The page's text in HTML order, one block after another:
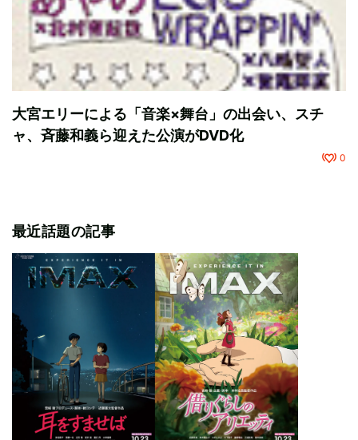
大宮エリーによる「音楽×舞台」の出会い、スチ
ャ、斉藤和義ら迎えた公演がDVD化
0
最近話題の記事